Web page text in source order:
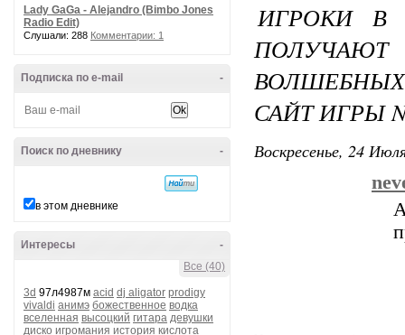
Lady GaGa - Alejandro (Bimbo Jones
Radio Edit)
Слушали: 288 Комментарии: 1
-
Подписка по e-mail
-
Поиск по дневнику
в этом дневнике
-
Интересы
Все (40)
3d 97л4987м acid dj aligator prodigy
vivaldi анимэ божественное водка
вселенная высоцкий гитара девушки
диско игромания история кислота
ИГРОКИ В
САЙТ ИГРЫ
Воскресенье, 24